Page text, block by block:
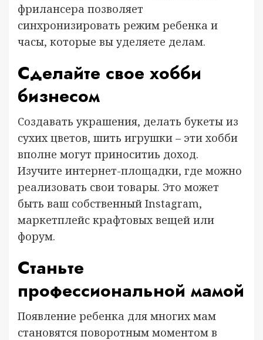
фрилансера позволяет
синхронизировать режим ребенка и
часы, которые вы уделяете делам.
Сделайте свое хобби
бизнесом
Создавать украшения, делать букеты из
сухих цветов, шить игрушки – эти хобби
вполне могут приноситиь доход.
Изучите интернет-площадки, где можно
реализовать свои товары. Это может
быть ваш собственный Instagram,
маркетплейс крафтовых вещей или
форум.
Станьте
профессиональной мамой
Появление ребенка для многих мам
становятся поворотным моментом в